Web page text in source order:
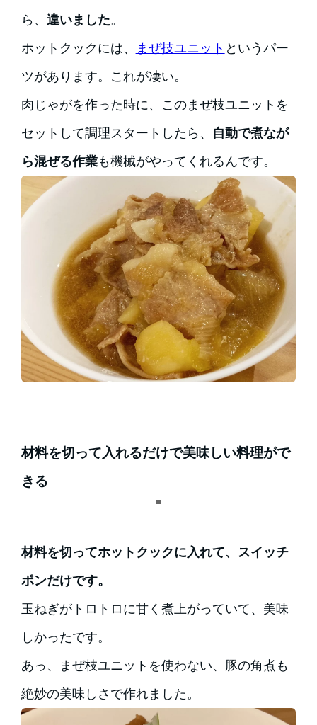
ら、 違いました。
ホットクックには、
まぜ技ユニット というパー
ツがあります。これが凄い。
肉じゃがを作った時に、このまぜ枝ユニットを
セットして調理スタートしたら、
自動で煮なが
ら混ぜる作業も機械がやってくれるんです。
材料を切って入れるだけで美味しい料理がで
きる
材料を切ってホットクックに入れて、スイッチ
ポンだけです。
玉ねぎがトロトロに甘く煮上がっていて、美味
しかったです。
あっ、まぜ枝ユニットを使わない、豚の角煮も
絶妙の美味しさで作れました。